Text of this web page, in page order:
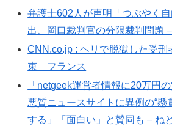
弁護士602人が声明「つぶやく
出、岡口裁判官の分限裁判問題
CNN.co.jp : ヘリで脱獄した受刑
束 フランス
「netgeek運営者情報に20万円
悪質ニュースサイトに異例の“
する」「面白い」と賛同も – ね